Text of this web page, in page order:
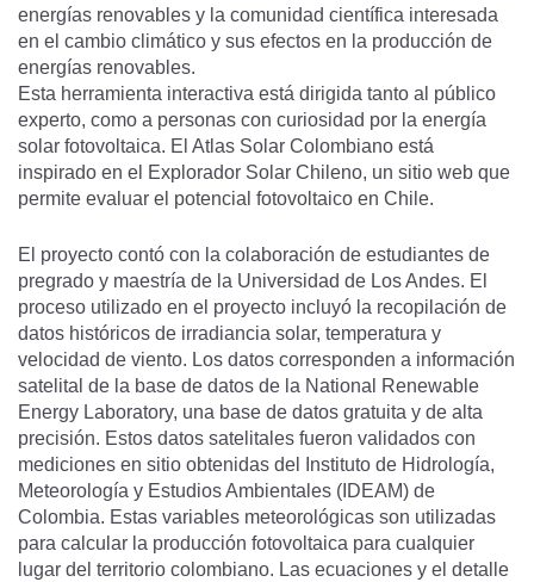
energías renovables y la comunidad científica interesada
en el cambio climático y sus efectos en la producción de
energías renovables.
Esta herramienta interactiva está dirigida tanto al público
experto, como a personas con curiosidad por la energía
solar fotovoltaica. El Atlas Solar Colombiano está
inspirado en el Explorador Solar Chileno, un sitio web que
permite evaluar el potencial fotovoltaico en Chile.
El proyecto contó con la colaboración de estudiantes de
pregrado y maestría de la Universidad de Los Andes. El
proceso utilizado en el proyecto incluyó la recopilación de
datos históricos de irradiancia solar, temperatura y
velocidad de viento. Los datos corresponden a información
satelital de la base de datos de la National Renewable
Energy Laboratory, una base de datos gratuita y de alta
precisión. Estos datos satelitales fueron validados con
mediciones en sitio obtenidas del Instituto de Hidrología,
Meteorología y Estudios Ambientales (IDEAM) de
Colombia. Estas variables meteorológicas son utilizadas
para calcular la producción fotovoltaica para cualquier
lugar del territorio colombiano. Las ecuaciones y el detalle